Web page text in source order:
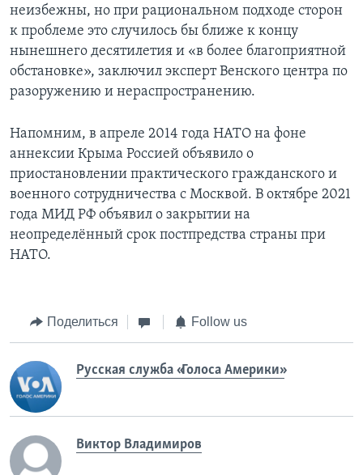
неизбежны, но при рациональном подходе сторон
к проблеме это случилось бы ближе к концу
нынешнего десятилетия и «в более благоприятной
обстановке», заключил эксперт Венского центра по
разоружению и нераспространению.
Напомним, в апреле 2014 года НАТО на фоне
аннексии Крыма Россией объявило о
приостановлении практического гражданского и
военного сотрудничества с Москвой. В октябре 2021
года МИД РФ объявил о закрытии на
неопределённый срок постпредства страны при
НАТО.
Поделиться Follow us
Русская служба «Голоса Америки»
Виктор Владимиров